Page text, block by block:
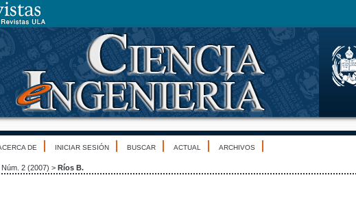
DE INICIAR SESIÓN BUSCAR ACTUAL ARCHIVOS
Núm. 2 (2007) > Ríos B.